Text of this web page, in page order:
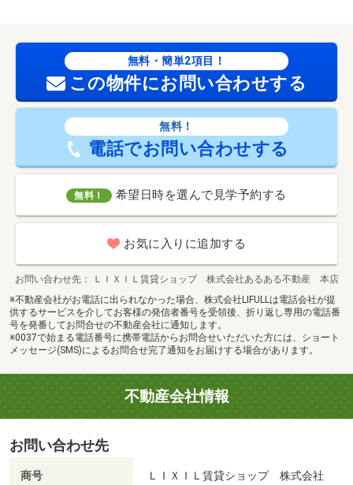
無料・簡単2項目！
この物件にお問い合わせする
無料！
電話でお問い合わせする
無料！ 希望日時を選んで見学予約する
お気に入りに追加する
お問い合わせ先
ＬＩＸＩＬ賃貸ショップ 株式会社あるある不動産 本店
※不動産会社がお電話に出られなかった場合、株式会社LIFULLは電話会社が提
供するサービスを介してお客様の発信者番号を受領後、折り返し専用の電話番
号を発番してお問合せの不動産会社に通知します。
※0037で始まる電話番号に携帯電話からお問合せいただいた方には、ショート
メッセージ(SMS)によるお問合せ完了通知をお届けする場合があります。
不動産会社情報
お問い合わせ先
商号
ＬＩＸＩＬ賃貸ショップ 株式会社